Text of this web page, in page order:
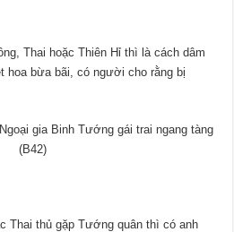
Thai hoặc Thiên Hỉ thì là cách dâm
hoa bừa bãi, có người cho rằng bị
gia Binh Tướng gái trai ngang tàng
(B42)
Thai thủ gặp Tướng quân thì có anh